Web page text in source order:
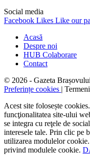
Social media
Facebook Likes Like our
Acasă
Despre noi
HUB Colaborare
Contact
© 2026 - Gazeta
Preferințe cookies |
Acest site folosește
funcţionalitatea site-ului
se integra cu reţele de
interesele tale. Prin clic
utilizarea modulelor
privind modulele cookie.